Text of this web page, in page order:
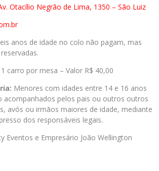
Otacílio Negrão de Lima, 1350 – São Luiz
anos de idade no colo não pagam, mas
1 carro por mesa – Valor R$ 40,00
Menores com idades entre 14 e 16 anos
acompanhados pelos pais ou outros outros
avós ou irmãos maiores de idade, mediante
dos responsáveis legais.
Eventos e Empresário João Wellington